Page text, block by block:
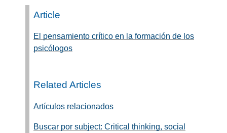
Article
El pensamiento crítico en la formación de los
psicólogos
Related Articles
Artículos relacionados
Buscar por subject: Critical thinking, social